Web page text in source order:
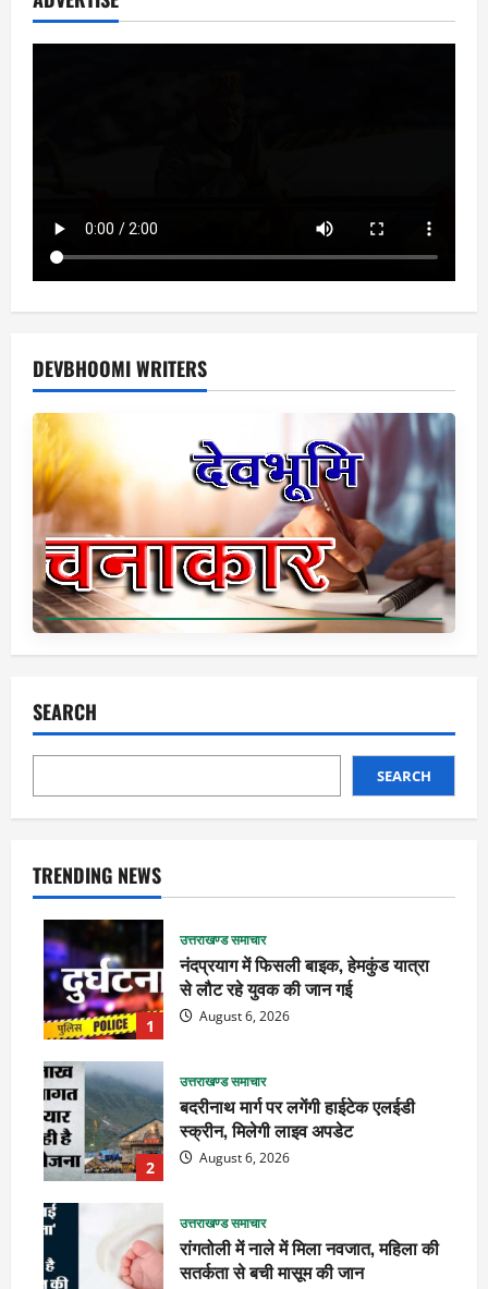
DEVBHOOMI WRITERS
SEARCH
SEARCH
TRENDING NEWS
1
उत्तराखण्ड समाचार
नंदप्रयाग में फिसली बाइक, हेमकुंड यात्रा
से लौट रहे युवक की जान गई
August 6, 2026
2
उत्तराखण्ड समाचार
बदरीनाथ मार्ग पर लगेंगी हाईटेक एलईडी
स्क्रीन, मिलेगी लाइव अपडेट
August 6, 2026
उत्तराखण्ड समाचार
रांगतोली में नाले में मिला नवजात, महिला की
सतर्कता से बची मासूम की जान